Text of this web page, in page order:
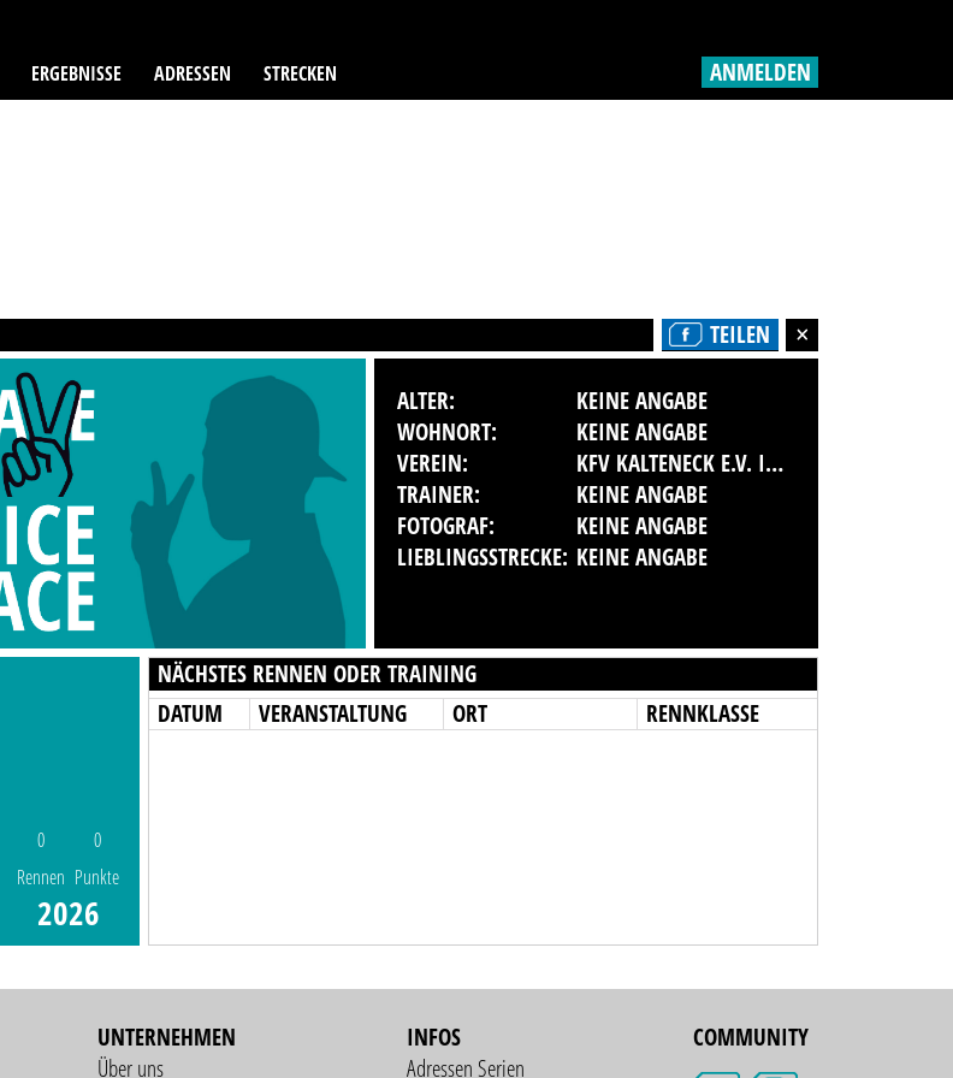
ERGEBNISSE ADRESSEN STRECKEN ANMELDEN
TEILEN
ALTER:
KEINE ANGABE
WOHNORT:
KEINE ANGABE
VEREIN:
KFV KALTENECK E.V. IM DMV
TRAINER:
KEINE ANGABE
FOTOGRAF:
KEINE ANGABE
LIEBLINGSSTRECKE: KEINE ANGABE
0
Rennen
0
Punkte
2026
NÄCHSTES RENNEN ODER TRAINING
DATUM
VERANSTALTUNG ORT RENNKLASSE
UNTERNEHMEN
Über uns
INFOS
Adressen Serien
COMMUNITY